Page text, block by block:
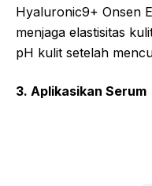
Hyaluronic9+ Onsen
menjaga elastisitas
pH kulit setelah
3. Aplikasikan Serum